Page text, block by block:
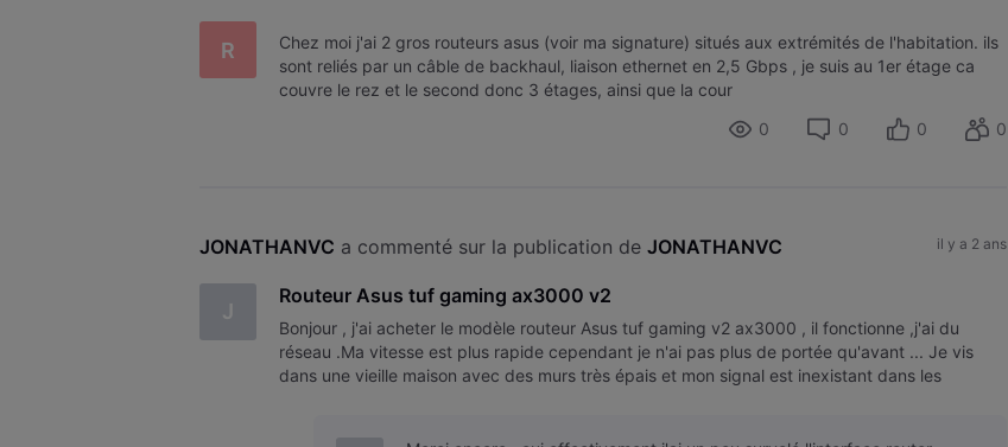
R
Chez moi j'ai 2 gros routeurs asus (voir ma signature) situés aux extrémités de l'habitation. ils
sont reliés par un câble de backhaul, liaison ethernet en 2,5 Gbps , je suis au 1er étage ca
couvre le rez et le second donc 3 étages, ainsi que la cour
0
0 0 0
JONATHANVC a commenté sur la publication de JONATHANVC il y a 2 ans
J
Routeur Asus tuf gaming ax3000 v2
Bonjour , j'ai acheter le modèle routeur Asus tuf gaming v2 ax3000 , il fonctionne ,j'ai du
réseau .Ma vitesse est plus rapide cependant je n'ai pas plus de portée qu'avant ... Je vis
dans une vieille maison avec des murs très épais et mon signal est inexistant dans les